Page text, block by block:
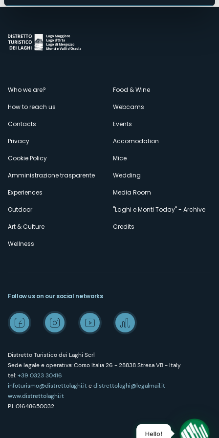
Menù
secondario
Who we are?
How to reach us
Contacts
Privacy
Cookie Policy
Amministrazione trasparente
Experiences
Outdoor
Art & Culture
Wellness
Food & Wine
Webcams
Events
Accomodation
Mice
Wedding
Media Room
"Laghi e Monti Today" - Archive
Credits
Distretto Turistico dei Laghi Scrl
Sede legale e operativa: Corso Italia 26 - 28838 Stresa VB - Italy
tel:+39 0323 30416
infoturismo@distrettolaghi.itedistrettolaghi@legalmail.it
www.distrettolaghi.it
P.I. 01648650032
Follow us on our social networks